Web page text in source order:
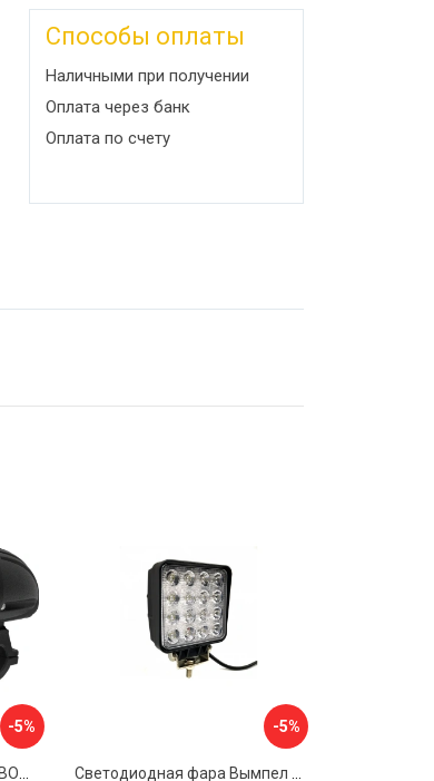
Способы оплаты
Наличными при получении
Оплата через банк
Оплата по счету
-5% -5%